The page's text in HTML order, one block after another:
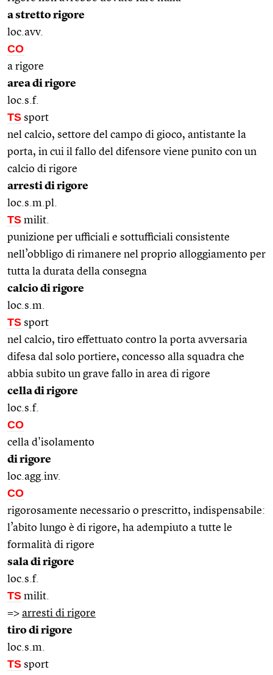
a stretto rigore
loc.avv.
CO
a rigore
area di rigore
loc.s.f.
TS sport
nel calcio, settore del campo di gioco, antistante la
porta, in cui il fallo del difensore viene punito con un
calcio di rigore
arresti di rigore
loc.s.m.pl.
TS milit.
punizione per ufficiali e sottufficiali consistente
nell’obbligo di rimanere nel proprio alloggiamento per
tutta la durata della consegna
calcio di rigore
loc.s.m.
TS sport
nel calcio, tiro effettuato contro la porta avversaria
difesa dal solo portiere, concesso alla squadra che
abbia subito un grave fallo in area di rigore
cella di rigore
loc.s.f.
CO
cella d'isolamento
di rigore
loc.agg.inv.
CO
rigorosamente necessario o prescritto, indispensabile:
l’abito lungo è di rigore, ha adempiuto a tutte le
formalità di rigore
sala di rigore
loc.s.f.
TS milit.
=> arresti di rigore
tiro di rigore
loc.s.m.
TS sport